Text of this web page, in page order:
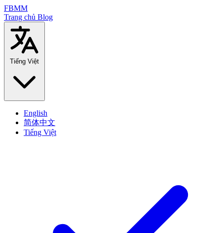
FBMM
Trang chủ Blog
Tiếng Việt
English
简体中文
Tiếng Việt